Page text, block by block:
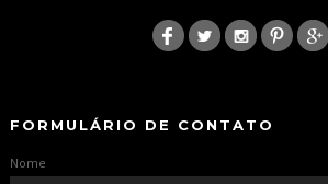
FORMULÁRIO DE CONTATO
Nome